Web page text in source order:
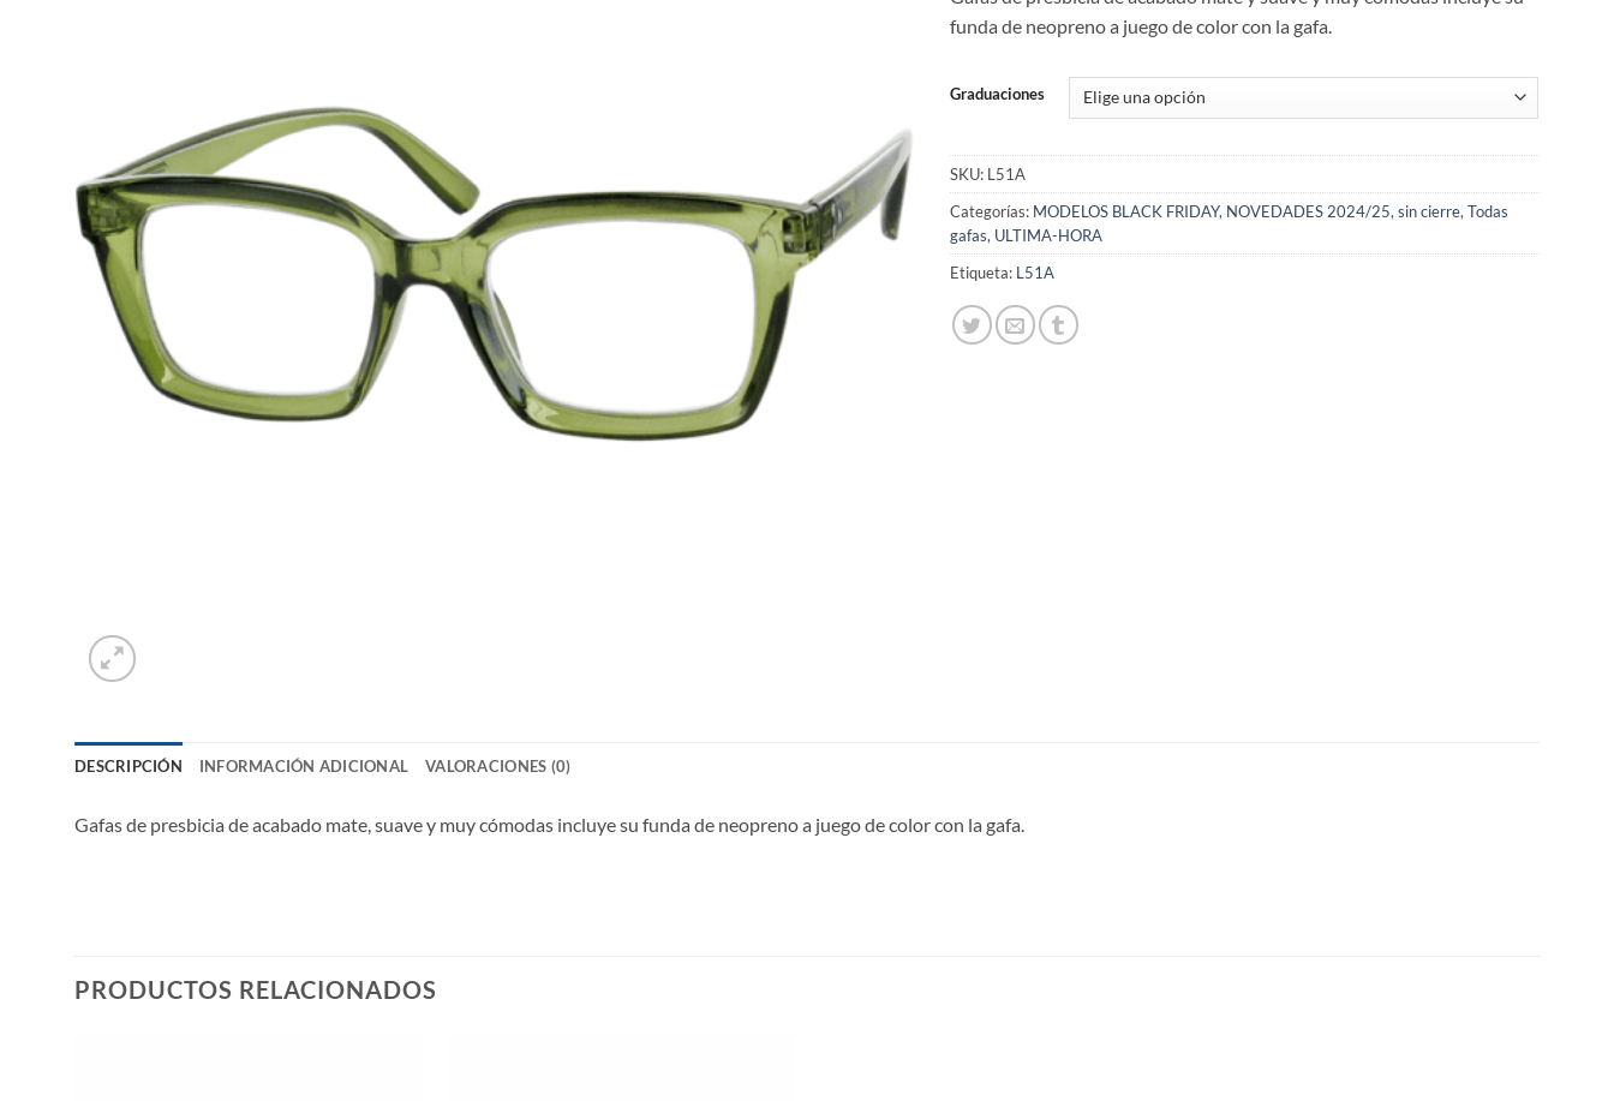
funda de neopreno a juego de color con la gafa.
Graduaciones
SKU: L51A
Categorías: MODELOS BLACK FRIDAY, NOVEDADES 2024/25,sin cierre,Todas
gafas, ULTIMA-HORA
Etiqueta: L51A
DESCRIPCIÓN INFORMACIÓN ADICIONAL VALORACIONES (0)
Gafas de presbicia de acabado mate, suave y muy cómodas incluye su funda de neopreno a juego de color con la gafa.
PRODUCTOS RELACIONADOS